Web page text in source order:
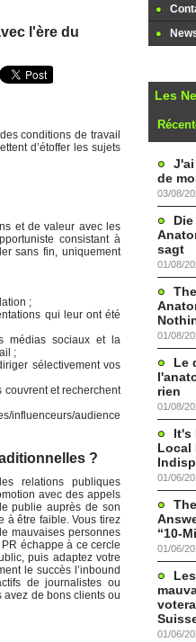
l'ère du
conditions de travail
d’étoffer les sujets
et de valeur avec les
consistant à
sans fin, uniquement
;
qui leur ont été
médias sociaux et la
;
sélectivement vos
couvrent et recherchent
influenceurs/audience
?
relations publiques
avec des appels
publie auprès de son
à être faible. Vous tirez
mauvaises personnes
échappe à ce cercle
puis adaptez votre
le succès l’inbound
de journalistes ou
avez de bons clients ou
Les
de
03/08/
sagt
01/08/
01/08/
Le
rien
01/08/
It's
Local
01/06/
“10-
01/06/
01/06/